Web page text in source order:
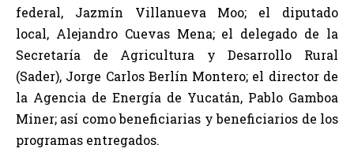
federal, Jazmín Villanueva Moo; el diputado
local, Alejandro Cuevas Mena; el delegado de la
Secretaría de Agricultura y Desarrollo Rural
(Sader), Jorge Carlos Berlín Montero; el director de
la Agencia de Energía de Yucatán, Pablo Gamboa
Miner; así como beneficiarias y beneficiarios de los
programas entregados.